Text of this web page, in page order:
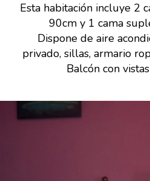
Esta habitación incluye 2
90cm y 1 cama
Dispone de aire
privado, sillas, armario
Balcón con